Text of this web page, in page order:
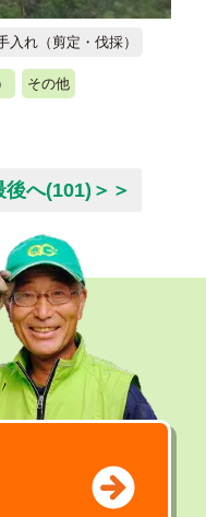
入れ（剪定・伐採）
その他
後へ(101)＞＞